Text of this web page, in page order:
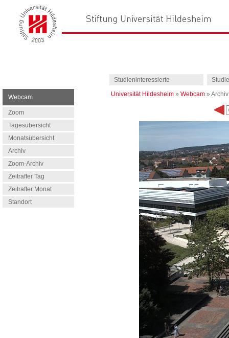
Studieninteressierte
Webcam
Zoom
Tagesübersicht
Monatsübersicht
Archiv
Zoom-Archiv
Zeitraffer Tag
Zeitraffer Monat
Standort
Universität Hildesheim » Webcam » Archiv